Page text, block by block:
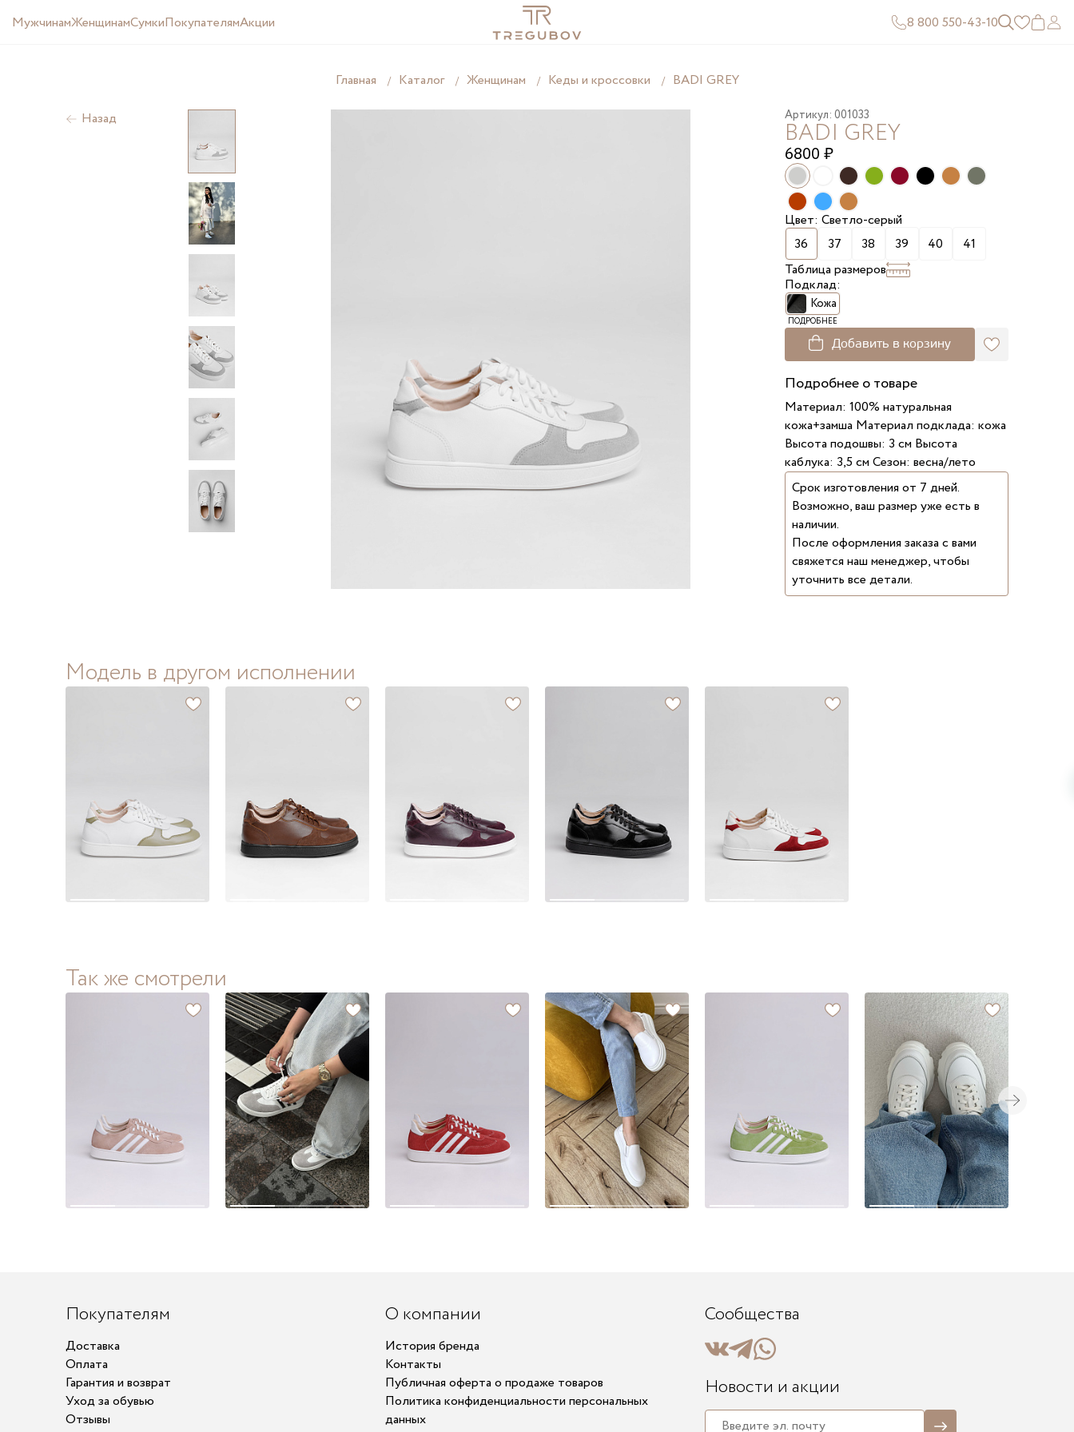
МужчинамЖенщинамCумкиПокупателямАкции 8 800 550-43-10
Главная Каталог Женщинам Кеды и кроссовки BADI GREY
Назад Артикул: 001033
BADI GREY
6800 ₽
Цвет: Светло-серый
36
37 38 39 40
41
Таблица размеров
Подклад:
Кожа
ПОДРОБНЕЕ
Добавить в корзину
Подробнее о товаре
Материал: 100% натуральная
кожа+замша Материал подклада: кожа
Высота подошвы: 3 см Высота
каблука: 3,5 см Сезон: весна/лето
Срок изготовления от 7 дней.
Возможно, ваш размер уже есть в
наличии.
После оформления заказа с вами
свяжется наш менеджер, чтобы
уточнить все детали.
Модель в другом исполнении
Так же смотрели
Покупателям
Доставка
Оплата
Гарантия и возврат
Уход за обувью
Отзывы
О компании
История бренда
Контакты
Публичная оферта о продаже товаров
Политика конфиденциальности персональных
данных
Сообщества
Новости и акции